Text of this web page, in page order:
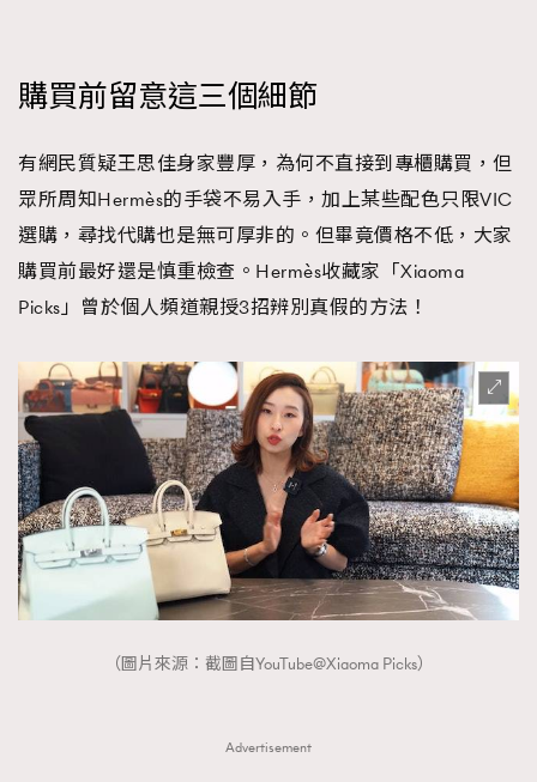
TRENDING
FashionWeek
購買前留意這三個細節
有網民質疑王思佳身家豐厚，為何不直接到專櫃購買，但
眾所周知Hermès的手袋不易入手，加上某些配色只限VIC
選購，尋找代購也是無可厚非的。但畢竟價格不低，大家
購買前最好還是慎重檢查。Hermès收藏家「Xiaoma
Picks」曾於個人頻道親授3招辨別真假的方法！
（圖片來源：截圖自YouTube@Xiaoma Picks）
Advertisement